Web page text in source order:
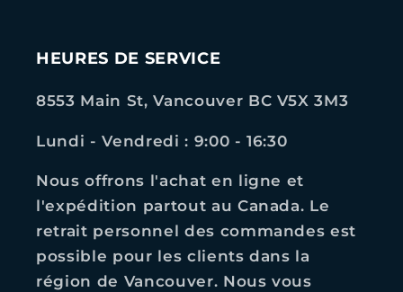
HEURES DE SERVICE
8553 Main St, Vancouver BC V5X 3M3
Lundi - Vendredi : 9:00 - 16:30
Nous offrons l'achat en ligne et
l'expédition partout au Canada. Le
retrait personnel des commandes est
possible pour les clients dans la
région de Vancouver. Nous vous